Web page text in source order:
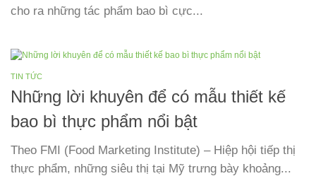
cho ra những tác phẩm bao bì cực...
TIN TỨC
Những lời khuyên để có mẫu thiết kế
bao bì thực phẩm nổi bật
Theo FMI (Food Marketing Institute) – Hiệp hội tiếp thị
thực phẩm, những siêu thị tại Mỹ trưng bày khoảng...